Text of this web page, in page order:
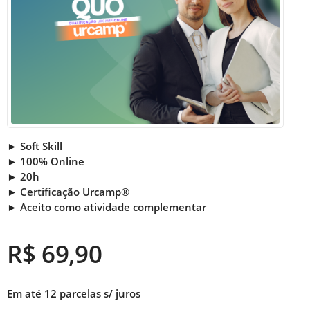
► Soft Skill
► 100% Online
► 20h
► Certificação Urcamp®
► Aceito como atividade complementar
R$ 69,90
Em até 12 parcelas s/ juros